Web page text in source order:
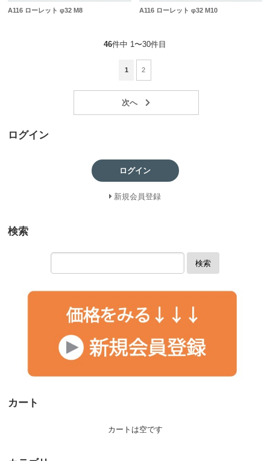
A116 ローレット φ32 M8 A116 ローレット φ32 M10
46件中 1〜30件目
1 2
ログイン
ログイン
新規会員登録
検索
検索
カート
カートは空です